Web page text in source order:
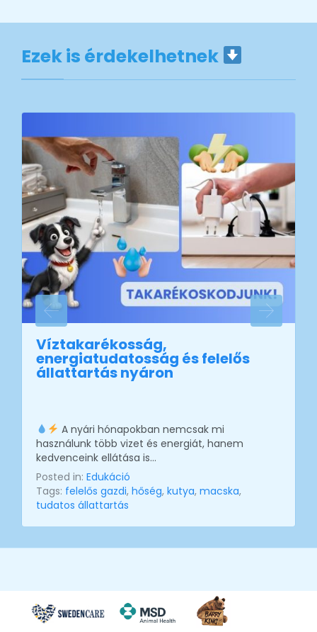
Ezek is érdekelhetnek
Víztakarékosság,
energiatudatosság és felelős
állattartás nyáron
A nyári hónapokban nemcsak mi
használunk több vizet és energiát, hanem
kedvenceink ellátása is…
Posted in: Edukáció
Tags: felelős gazdi, hőség, kutya, macska,
tudatos állattartás